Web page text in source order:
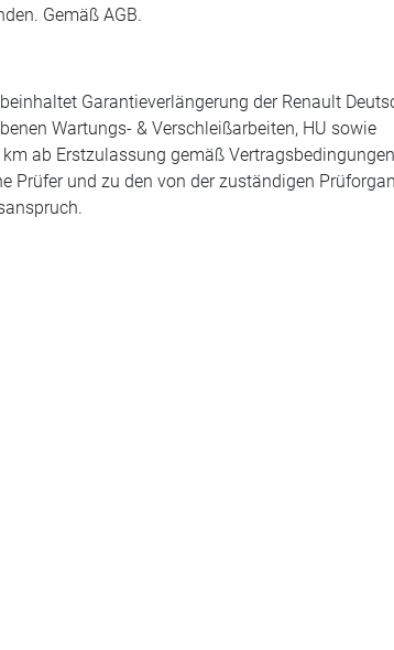
Gemäß AGB.
Garantieverlängerung der Renault
Wartungs- & Verschleißarbeiten, HU sowie
ab Erstzulassung gemäß
Prüfer und zu den von der zuständigen